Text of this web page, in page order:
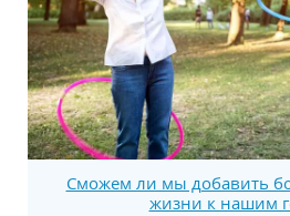
Сможем ли мы добавить
жизни к нашим